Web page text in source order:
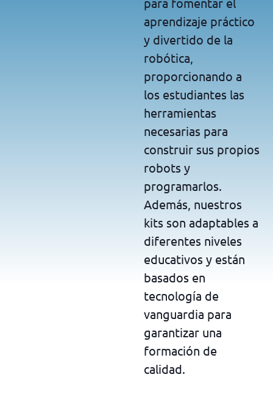
aprendizaje práctico
y divertido de la
robótica,
proporcionando a
los estudiantes las
herramientas
necesarias para
construir sus propios
robots y
programarlos.
Además, nuestros
kits son adaptables a
diferentes niveles
educativos y están
basados en
tecnología de
vanguardia para
garantizar una
formación de
calidad.